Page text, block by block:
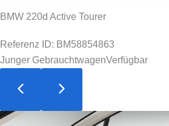
BMW 220d Active Tourer
Referenz ID: BM58854863
Junger GebrauchtwagenVerfügbar